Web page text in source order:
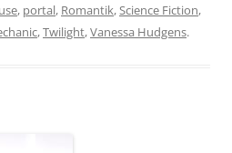
, portal, Romantik,Science Fiction,
,Twilight,Vanessa Hudgens.